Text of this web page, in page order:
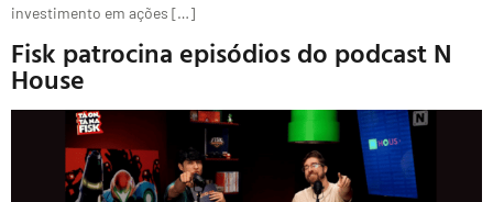
investimento em ações […]
Fisk patrocina episódios do podcast N
House